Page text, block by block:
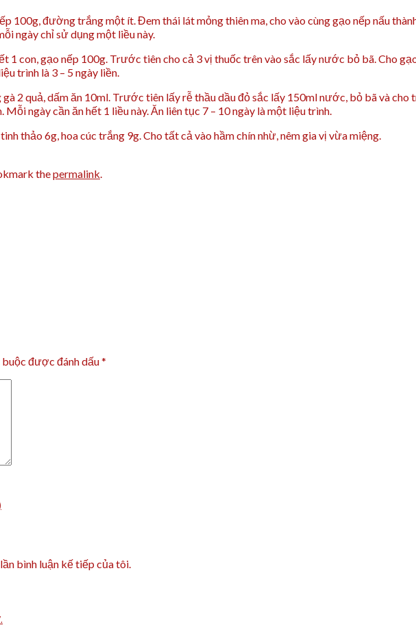
100g, đường trắng một ít. Đem thái lát mỏng thiên ma, cho vào cùng gạo nếp nấu
ngày chỉ sử dụng một liều này.
1 con, gạo nếp 100g. Trước tiên cho cả 3 vị thuốc trên vào sắc lấy nước bỏ bã. Cho
trình là 3 – 5 ngày liền.
2 quả, dấm ăn 10ml. Trước tiên lấy rễ thầu dầu đỏ sắc lấy 150ml nước, bỏ bã và
ngày cần ăn hết 1 liều này. Ăn liên tục 7 – 10 ngày là một liệu trình.
thảo 6g, hoa cúc trắng 9g. Cho tất cả vào hầm chín nhừ, nêm gia vị vừa miệng.
thepermalink.
được đánh dấu*
bình luận kế tiếp của tôi.